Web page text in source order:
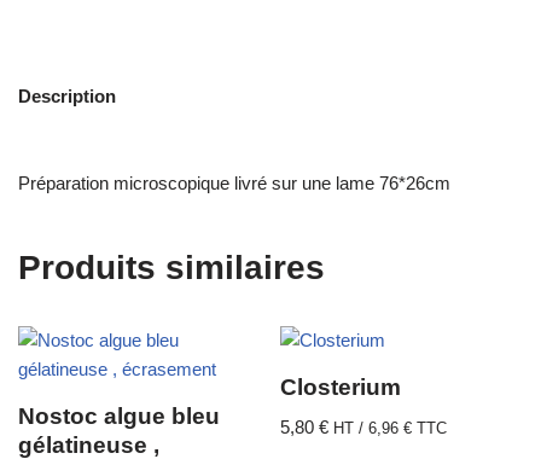
Description
Préparation microscopique livré sur une lame 76*26cm
Produits similaires
Nostoc algue bleu
gélatineuse ,
Closterium
5,80€ HT /6,96€ TTC